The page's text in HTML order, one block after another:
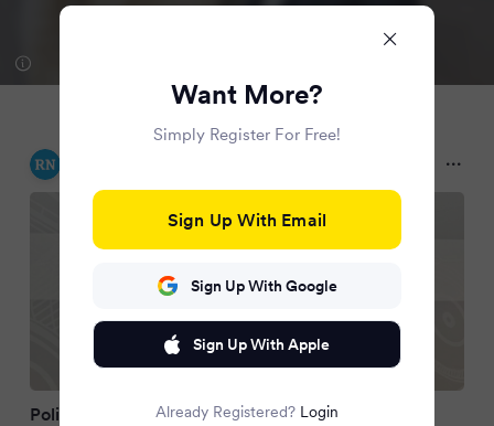
Politik im Kreis Coesfeld: Nachfolger für
Want More?
Simply Register For Free!
Sign Up With Email
Sign Up With Google
Sign Up With Apple
Already Registered? Login